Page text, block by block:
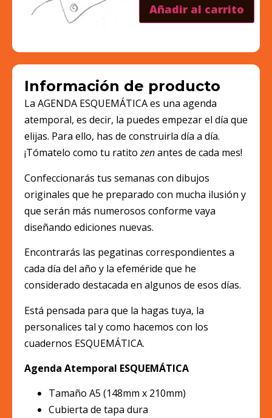
Añadir al carrito
Información de producto
La AGENDA ESQUEMÁTICA es una agenda
atemporal, es decir, la puedes empezar el día que
elijas. Para ello, has de construirla día a día.
¡Tómatelo como tu ratitozenantes de cada mes!
Confeccionarás tus semanas con dibujos
originales que he preparado con mucha ilusión y
que serán más numerosos conforme vaya
diseñando ediciones nuevas.
Encontrarás las pegatinas correspondientes a
cada día del año y la efeméride que he
considerado destacada en algunos de esos días.
Está pensada para que la hagas tuya, la
personalices tal y como hacemos con los
cuadernos ESQUEMÁTICA.
Agenda Atemporal ESQUEMÁTICA
Tamaño A5 (148mm x 210mm)
Cubierta de tapa dura